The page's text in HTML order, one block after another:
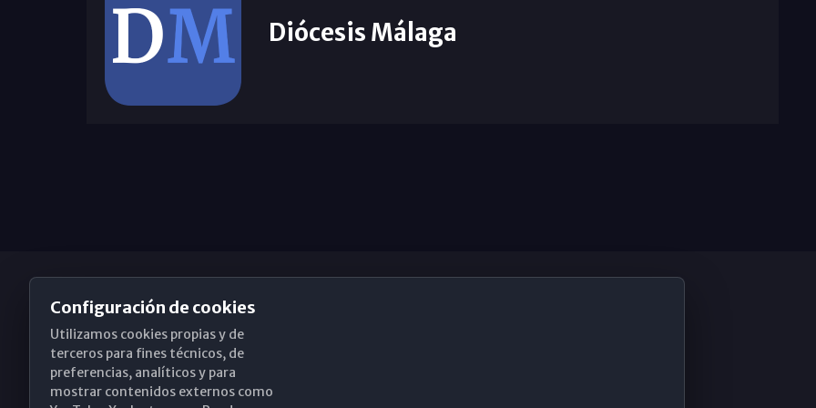
Diócesis Málaga
Obispado de Málaga
Configuración de cookies
Utilizamos cookies propias y de
terceros para fines técnicos, de
preferencias, analíticos y para
mostrar contenidos externos como